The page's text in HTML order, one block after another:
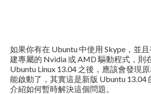
如果你有在 Ubuntu 中使用 Skype，並
建專屬的 Nvidia 或 AMD 驅動程式，則
Ubuntu Linux 13.04 之後，應該會發現
能啟動了，其實這是新版 Ubuntu 13.04
介紹如何暫時解決這個問題。